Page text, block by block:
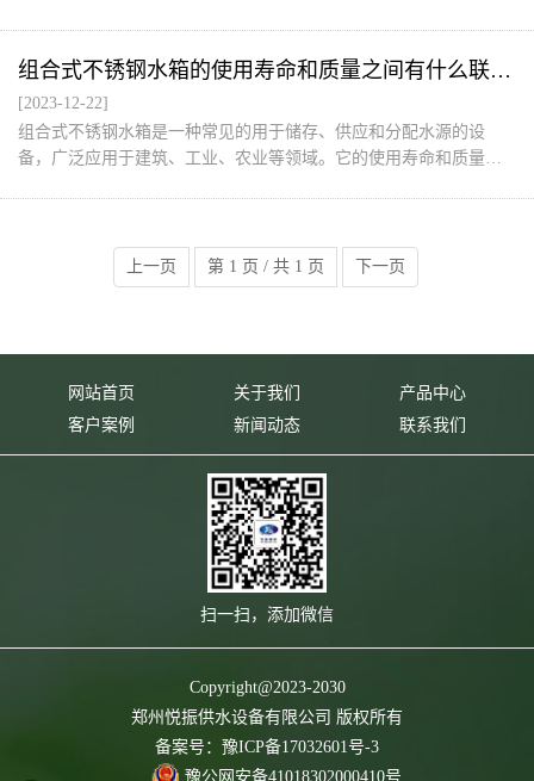
组合式不锈钢水箱的使用寿命和质量之间有什么联系？
[2023-12-22]
组合式不锈钢水箱是一种常见的用于储存、供应和分配水源的设
备，广泛应用于建筑、工业、农业等领域。它的使用寿命和质量密
上一页 第 1 页 / 共 1 页 下一页
网站首页 关于我们
产品中心
客户案例
新闻动态 联系我们
扫一扫，添加微信
Copyright@2023-2030
郑州悦振供水设备有限公司 版权所有
备案号： 豫ICP备17032601号-3
豫公网安备41018302000410号